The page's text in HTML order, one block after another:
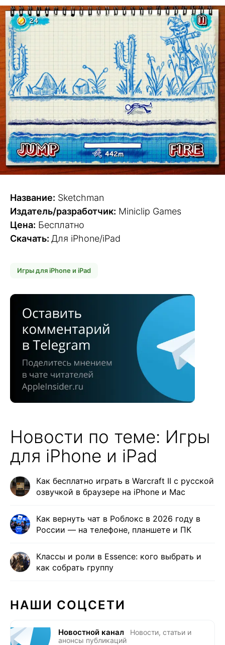
Название: Sketchman
Издатель/разработчик: Miniclip Games
Цена: Бесплатно
Скачать: Для iPhone/iPad
Игры для iPhone и iPad
Новости по теме: Игры
для iPhone и iPad
Как бесплатно играть в Warcraft II с русской
озвучкой в браузере на iPhone и Mac
Как вернуть чат в Роблокс в 2026 году в
России — на телефоне, планшете и ПК
Классы и роли в Essence: кого выбрать и
как собрать группу
НАШИ СОЦСЕТИ
Новостной канал
Новости, статьи и
анонсы публикаций